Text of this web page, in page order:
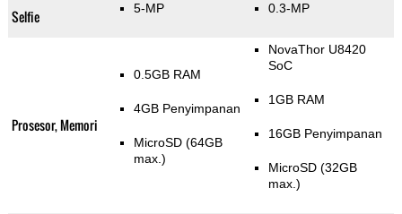
Selfie 5-MP 0.3-MP
Prosesor, Memori
0.5GB RAM
4GB Penyimpanan
MicroSD (64GB
max.)
NovaThor U8420
SoC
1GB RAM
16GB Penyimpanan
MicroSD (32GB
max.)